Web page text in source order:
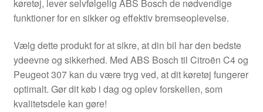
Om os
Privatlivspolitik
Vilkår og betingelser
køretøj, lever selvfølgelig ABS Bosch de nødvendige
funktioner for en sikker og effektiv bremseoplevelse.
Vælg dette produkt for at sikre, at din bil har den bedste
ydeevne og sikkerhed. Med ABS Bosch til Citroën C4 og
Peugeot 307 kan du være tryg ved, at dit køretøj fungerer
optimalt. Gør dit køb i dag og oplev forskellen, som
kvalitetsdele kan gøre!